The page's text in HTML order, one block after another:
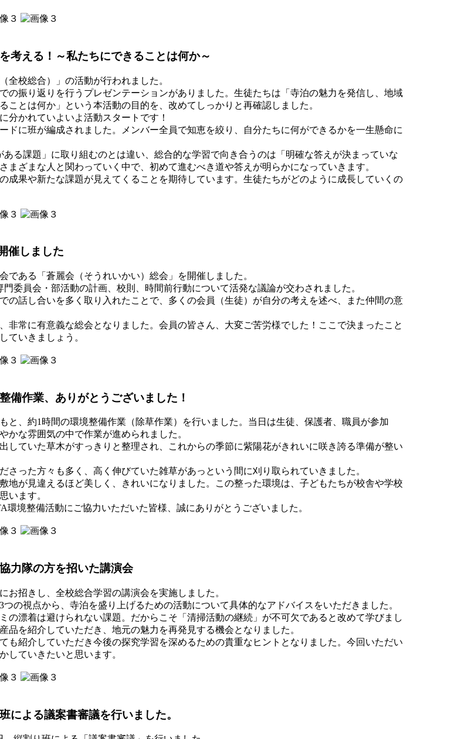
考える！～私たちにできることは何か～
全校総合）」の活動が行われました。
の振り返りを行うプレゼンテーションがありました。生徒たちは「寺泊の魅力を発信し、地域
ことは何か」という本活動の目的を、改めてしっかりと再確認しました。
分かれていよいよ活動スタートです！
ドに班が編成されました。メンバー全員で知恵を絞り、自分たちに何ができるかを一生懸命に
る課題」に取り組むのとは違い、総合的な学習で向き合うのは「明確な答えが決まっていな
まざまな人と関わっていく中で、初めて進むべき道や答えが明らかになっていきます。
成果や新たな課題が見えてくることを期待しています。生徒たちがどのように成長していくの
催しました
である「蒼麗会（そうれいかい）総会」を開催しました。
委員会・部活動の計画、校則、時間前行動について活発な議論が交わされました。
の話し合いを多く取り入れたことで、多くの会員（生徒）が自分の考えを述べ、また仲間の意
非常に有意義な総会となりました。会員の皆さん、大変ご苦労様でした！ここで決まったこと
ていきましょう。
備作業、ありがとうございました！
と、約1時間の環境整備作業（除草作業）を行いました。当日は生徒、保護者、職員が参加
かな雰囲気の中で作業が進められました。
していた草木がすっきりと整理され、これからの季節に紫陽花がきれいに咲き誇る準備が整い
さった方々も多く、高く伸びていた雑草があっという間に刈り取られていきました。
地が見違えるほど美しく、きれいになりました。この整った環境は、子どもたちが校舎や学校
います。
環境整備活動にご協力いただいた皆様、誠にありがとうございました。
力隊の方を招いた講演会
お招きし、全校総合学習の講演会を実施しました。
の視点から、寺泊を盛り上げるための活動について具体的なアドバイスをいただきました。
の漂着は避けられない課題。だからこそ「清掃活動の継続」が不可欠であると改めて学びまし
品を紹介していただき、地元の魅力を再発見する機会となりました。
も紹介していただき今後の探究学習を深めるための貴重なヒントとなりました。今回いただい
していきたいと思います。
による議案書審議を行いました。